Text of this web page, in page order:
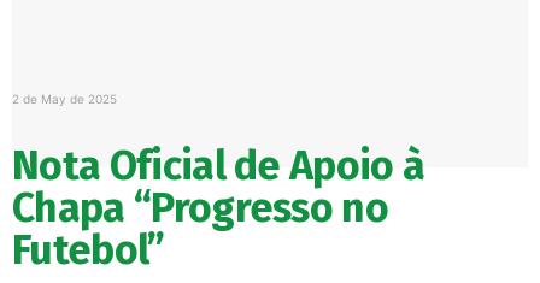
2 de May de 2025
Nota Oficial de Apoio à
Chapa “Progresso no
Futebol”